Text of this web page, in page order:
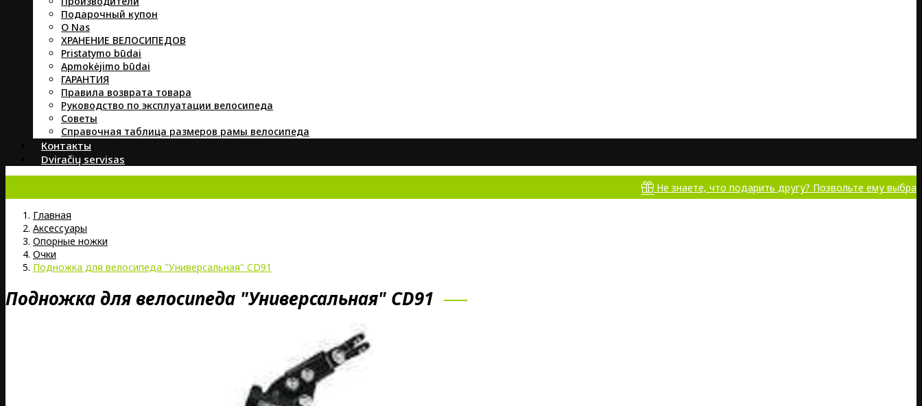
Подарочный купон
O Nas
ХРАНЕНИЕ ВЕЛОСИПЕДОВ
Pristatymo būdai
Apmokėjimo būdai
ГАРАНТИЯ
Правила возврата товара
Руководство по эксплуатации велосипеда
Советы
Справочная таблица размеров рамы велосипеда
Контакты
Dviračių servisas
Не знаете, что подарить другу? Позвольте ему выбрать
Главная
Аксессуары
Опорные ножки
Очки
Подножка для велосипеда "Универсальная" CD91
Подножка для велосипеда "Универсальная" CD91